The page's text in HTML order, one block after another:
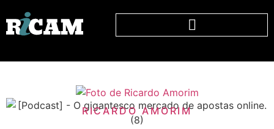
RICARDO AMORIM